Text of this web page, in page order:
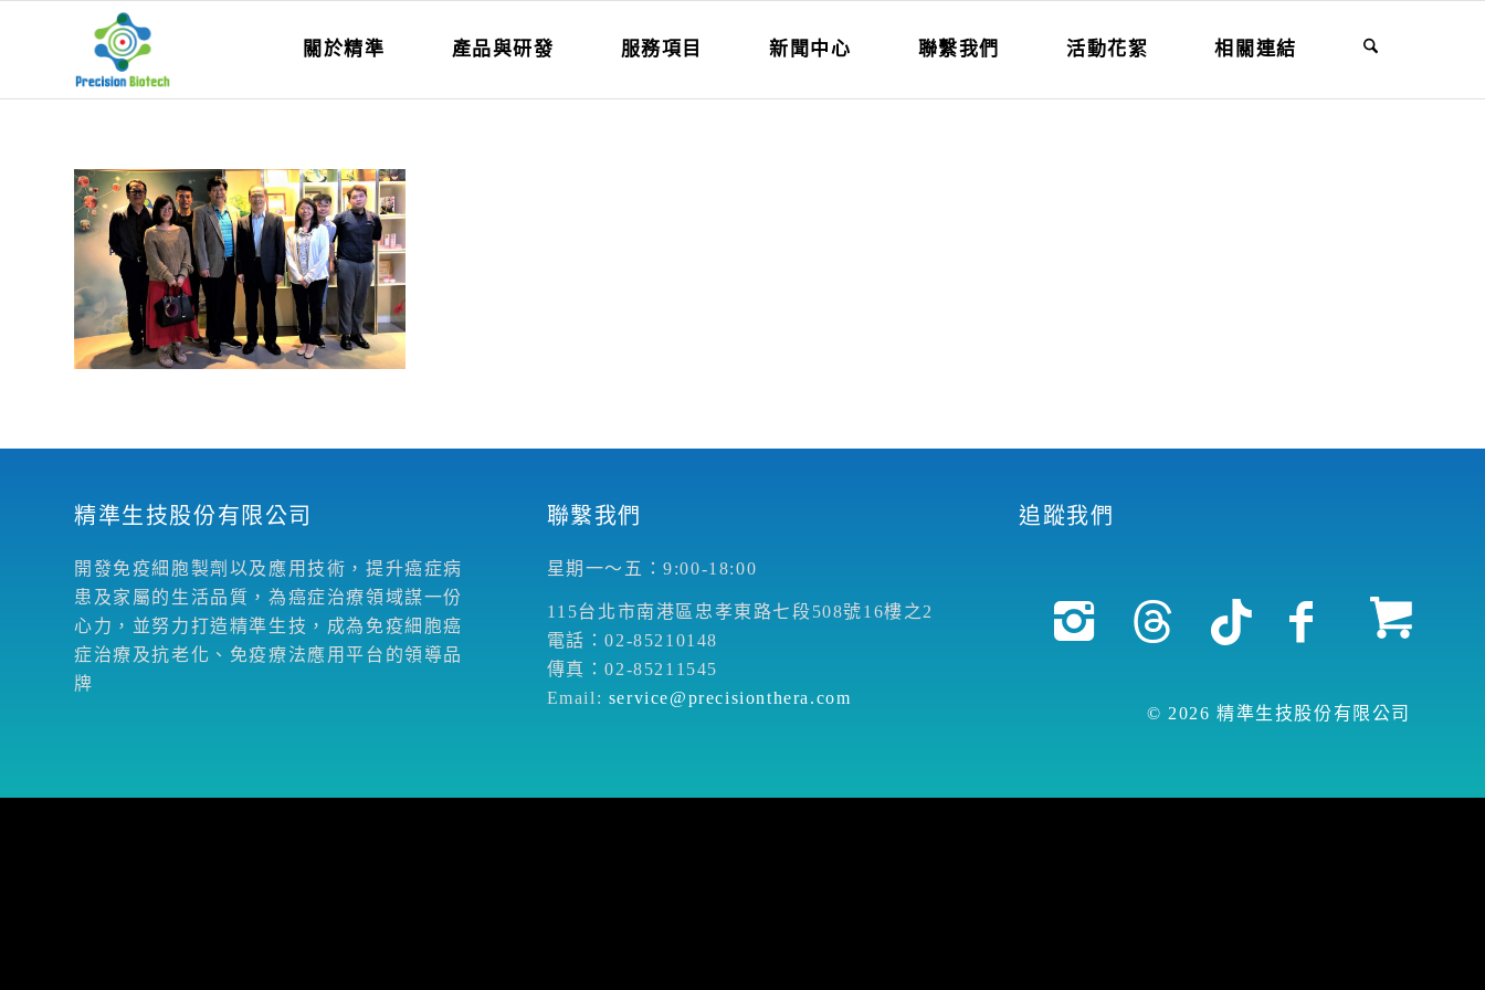
關於精準 產品與研發 服務項目 新聞中心 聯繫我們 活動花絮 相關連結
精準生技股份有限公司
開發免疫細胞製劑以及應用技術，提升癌症病
患及家屬的生活品質，為癌症治療領域謀一份
心力，並努力打造精準生技，成為免疫細胞癌
症治療及抗老化、免疫療法應用平台的領導品
牌
聯繫我們
星期一～五：9:00-18:00
115台北市南港區忠孝東路七段508號16樓之2
電話：02-85210148
傳真：02-85211545
Email: service@precisionthera.com
追蹤我們
© 2026 精準生技股份有限公司